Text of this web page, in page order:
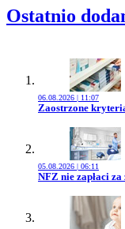
Ostatnio
06.08.2026 | 11:07
Przejdź do
Zaostrzone
05.08.2026 | 06:11
Przejdź do
NFZ nie zapłaci